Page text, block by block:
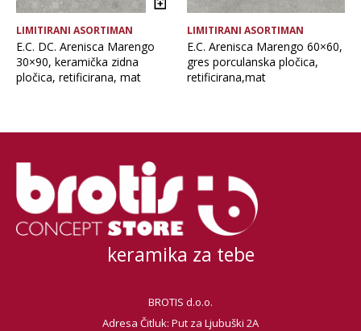
Namjena pločice
Vrsta asortimana
Vrsta obrade pločice
LIMITIRANI ASORTIMAN
E.C. DC. Arenisca Marengo
30×90, keramička zidna
pločica, retificirana, mat
LIMITIRANI ASORTIMAN
E.C. Arenisca Marengo 60×60,
gres porculanska pločica,
retificirana,mat
keramika za tebe
BROTIS d.o.o.
Adresa Čitluk: Put za Ljubuški 2A